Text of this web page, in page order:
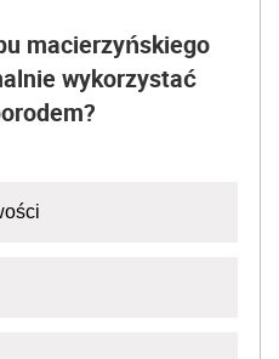
macierzyńskiego
wykorzystać